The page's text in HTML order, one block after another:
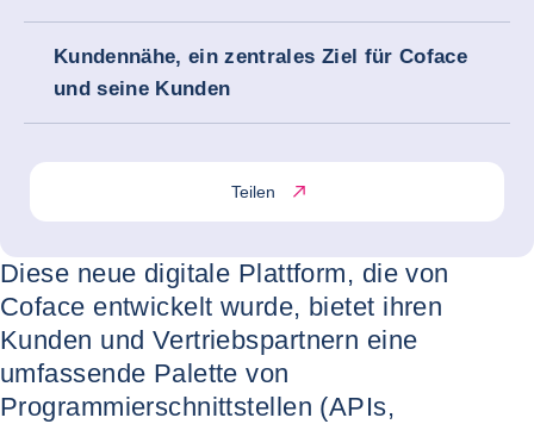
Kundennähe, ein zentrales Ziel für Coface
und seine Kunden
Teilen
Diese neue digitale Plattform, die von
Coface entwickelt wurde, bietet ihren
Kunden und Vertriebspartnern eine
umfassende Palette von
Programmierschnittstellen (APIs,